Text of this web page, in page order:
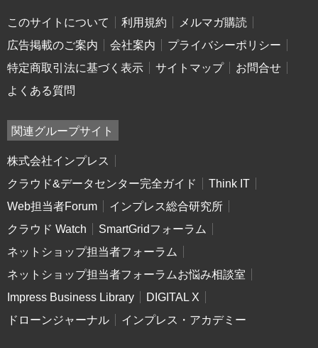
このサイトについて 利用規約
メルマガ購読
広告掲載のご案内
会社案内
プライバシーポリシー
特定商取引法に基づく表示
サイトマップ
お問合せ
よくある質問
関連グループサイト
株式会社インプレス
クラウド&データセンター完全ガイド
Think IT
Web担当者Forum
インプレス総合研究所
クラウド Watch
SmartGridフォーラム
ネットショップ担当者フォーラム
ネットショップ担当者フォーラムお悩み相談室
Impress Business Library
DIGITAL X
ドローンジャーナル
インプレス・アカデミー